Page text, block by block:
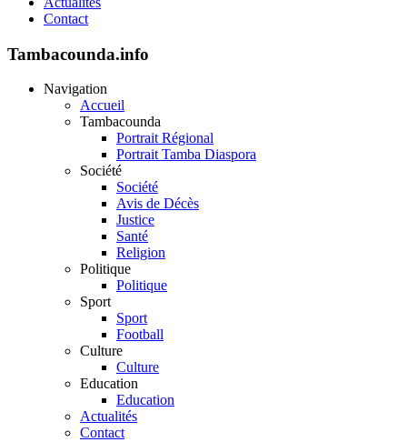
Contact
Tambacounda.info
Navigation
Accueil
Tambacounda
Portrait Régional
Portrait Tamba Diaspora
Société
Société
Avis de Décès
Justice
Santé
Religion
Politique
Politique
Sport
Sport
Football
Culture
Culture
Education
Education
Actualités
Contact